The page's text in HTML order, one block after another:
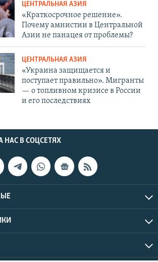
ЦЕНТРАЛЬНАЯ АЗИЯ
«Краткосрочное решение».
Почему амнистии в Центральной
Азии не панацея от проблемы?
ЦЕНТРАЛЬНАЯ АЗИЯ
«Украина защищается и
поступает правильно». Мигранты
— о топливном кризисе в России
и его последствиях
В СОЦСЕТЯХ